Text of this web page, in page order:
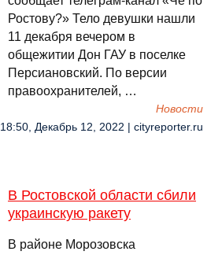
Ростову?» Тело девушки нашли
11 декабря вечером в
общежитии Дон ГАУ в поселке
Персиановский. По версии
правоохранителей, …
Новости
18:50, Декабрь 12, 2022 | cityreporter.ru
В Ростовской области сбили
украинскую ракету
В районе Морозовска